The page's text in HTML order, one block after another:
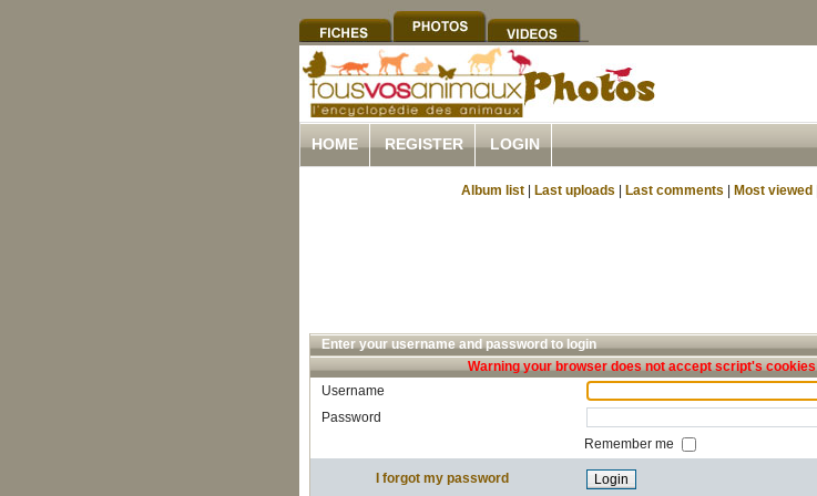
HOME REGISTER LOGIN
Album list Last uploads Last comments Most viewed
Enter your username and password to login
Warning your browser does not accept script's cookies
Username
Password
Remember me
I forgot my password